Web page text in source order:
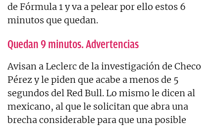
de Fórmula 1 y va a pelear por ello estos 6
minutos que quedan.
Quedan 9 minutos. Advertencias
Avisan a Leclerc de la investigación de Checo
Pérez y le piden que acabe a menos de 5
segundos del Red Bull. Lo mismo le dicen al
mexicano, al que le solicitan que abra una
brecha considerable para que una posible